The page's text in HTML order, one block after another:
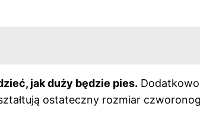
jak duży będzie pies.
ostateczny rozmiar